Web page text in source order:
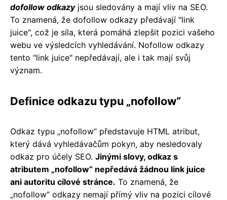
dofollow odkazyjsou sledovány a mají vliv na SEO.
To znamená, že dofollow odkazy předávají "link
juice", což je síla, která pomáhá zlepšit pozici vašeho
webu ve výsledcích vyhledávání. Nofollow odkazy
tento "link juice" nepředávají, ale i tak mají svůj
význam.
Definice odkazu typu „nofollow“
Odkaz typu „nofollow“ představuje HTML atribut,
který dává vyhledávačům pokyn, aby nesledovaly
odkaz pro účely SEO. Jinými slovy, odkaz s
atributem „nofollow“ nepředává žádnou link juice
ani autoritu cílové stránce. To znamená, že
„nofollow“ odkazy nemají přímý vliv na pozici cílové